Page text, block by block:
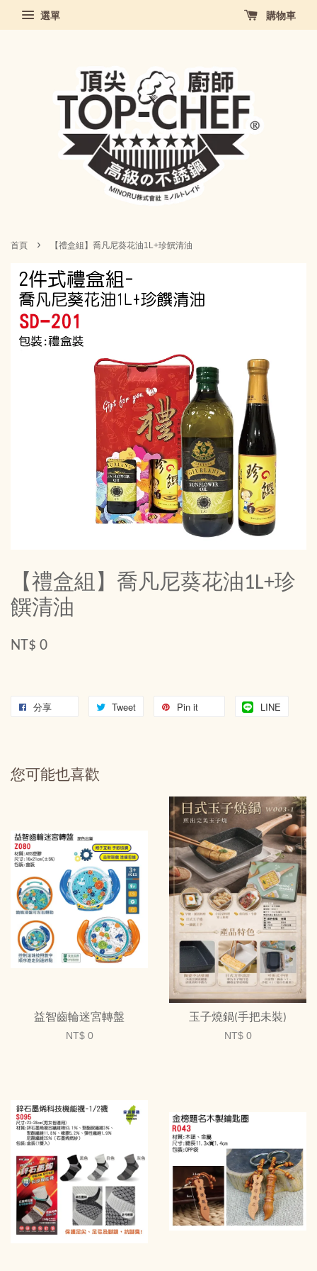
選單 購物車
首頁 › 【禮盒組】喬凡尼葵花油1L+珍饌清油
【禮盒組】喬凡尼葵花油1L+珍
饌清油
NT$ 0
分享 Tweet Pin it LINE
您可能也喜歡
益智齒輪迷宮轉盤
NT$ 0
玉子燒鍋(手把未裝)
NT$ 0